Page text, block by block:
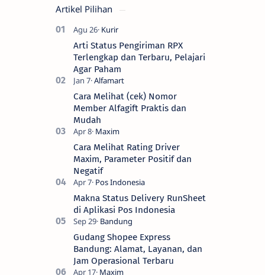
Artikel Pilihan
Arti Status Pengiriman RPX
Terlengkap dan Terbaru, Pelajari
Agar Paham
Cara Melihat (cek) Nomor
Member Alfagift Praktis dan
Mudah
Cara Melihat Rating Driver
Maxim, Parameter Positif dan
Negatif
Makna Status Delivery RunSheet
di Aplikasi Pos Indonesia
Gudang Shopee Express
Bandung: Alamat, Layanan, dan
Jam Operasional Terbaru